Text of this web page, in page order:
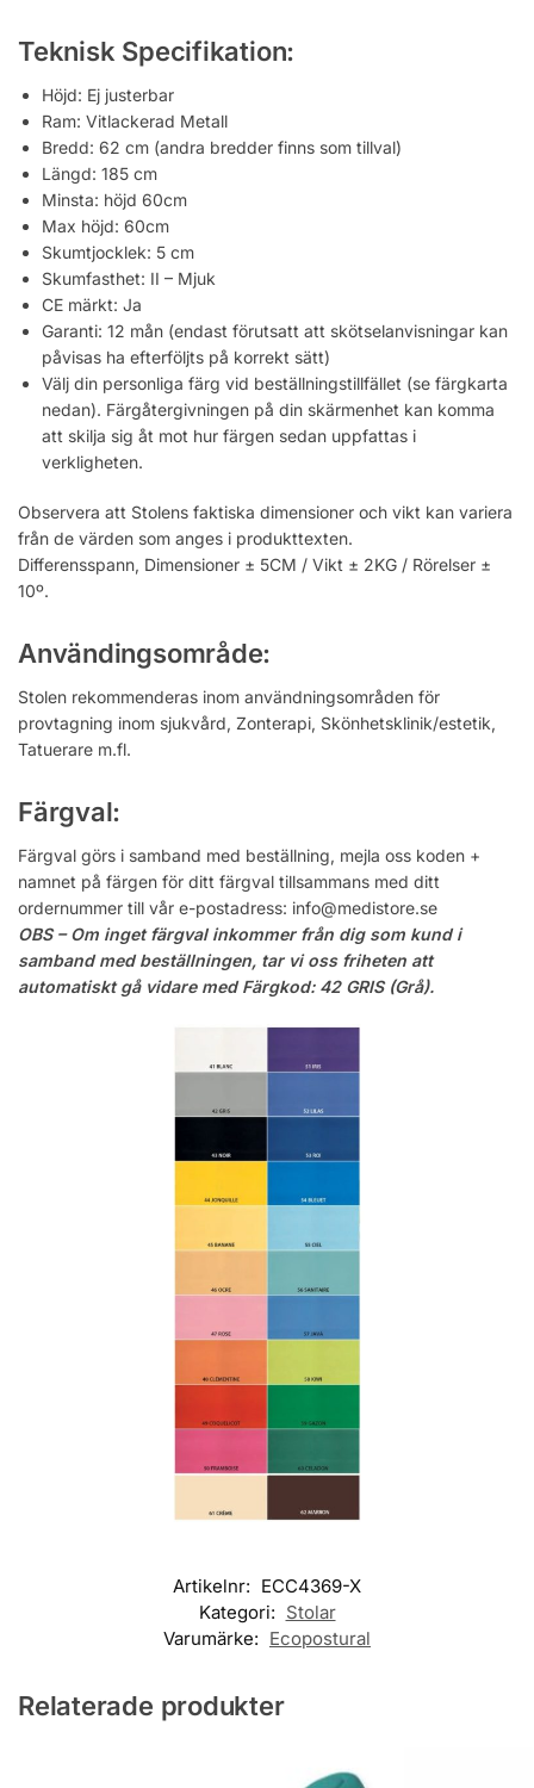
Teknisk Specifikation:
Höjd: Ej justerbar
Ram: Vitlackerad Metall
Bredd: 62 cm (andra bredder finns som tillval)
Längd: 185 cm
Minsta: höjd 60cm
Max höjd: 60cm
Skumtjocklek: 5 cm
Skumfasthet: II – Mjuk
CE märkt: Ja
Garanti: 12 mån (endast förutsatt att skötselanvisningar kan
påvisas ha efterföljts på korrekt sätt)
Välj din personliga färg vid beställningstillfället (se färgkarta
nedan). Färgåtergivningen på din skärmenhet kan komma
att skilja sig åt mot hur färgen sedan uppfattas i
verkligheten.
Observera att Stolens faktiska dimensioner och vikt kan variera
från de värden som anges i produkttexten.
Differensspann, Dimensioner ± 5CM / Vikt ± 2KG / Rörelser ±
10º.
Användingsområde:
Stolen rekommenderas inom användningsområden för
provtagning inom sjukvård, Zonterapi, Skönhetsklinik/estetik,
Tatuerare m.fl.
Färgval:
Färgval görs i samband med beställning, mejla oss koden +
namnet på färgen för ditt färgval tillsammans med ditt
ordernummer till vår e-postadress: info@medistore.se
OBS – Om inget färgval inkommer från dig som kund i
samband med beställningen, tar vi oss friheten att
automatiskt gå vidare med Färgkod: 42 GRIS (Grå).
Artikelnr: ECC4369-X
Kategori: Stolar
Varumärke: Ecopostural
Relaterade produkter